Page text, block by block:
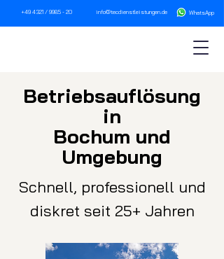
+49 4321 / 9985 - 20 info@tecdienstleistungen.de WhatsApp
Betriebsauflösung
in
Bochum und
Umgebung
Schnell, professionell und
diskret seit 25+ Jahren